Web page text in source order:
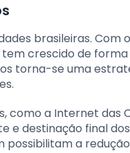
brasileiras. Com
crescido de
torna-se uma
como a Internet das
e destinação final
possibilitam a